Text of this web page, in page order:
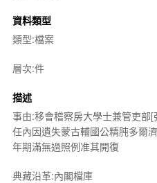
資料類型
類型:檔案
層次:件
描述
事由:移會稽察房大學士兼管吏部
任內因遺失蒙古輔國公精肫多爾
年期滿無過照例准其開復
典藏沿革:內閣檔庫